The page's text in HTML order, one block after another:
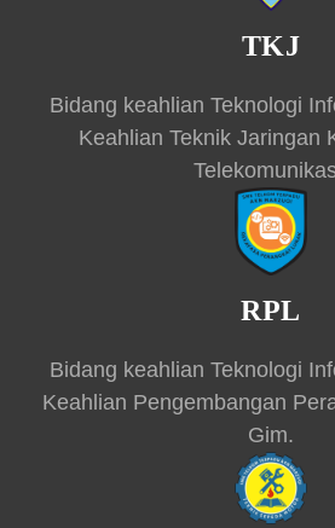
TKJ
Bidang keahlian Teknologi
Keahlian Teknik Jaringan
RPL
Bidang keahlian Teknologi
Keahlian Pengembangan
Gim.